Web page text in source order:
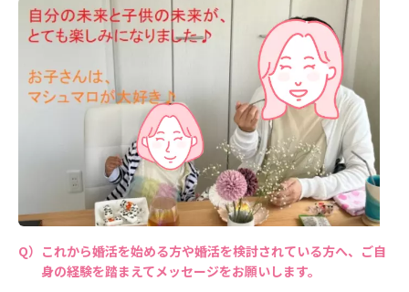
これから婚活を始める方や婚活を検討されている方へ、ご自
身の経験を踏まえてメッセージをお願いします。